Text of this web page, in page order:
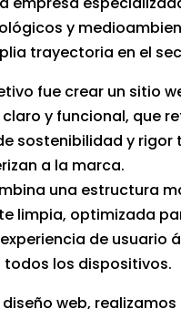
y
trayectoria en el
fue crear un sitio
y funcional, que
sostenibilidad y rigor
a la marca.
una estructura
limpia, optimizada
de usuario
los dispositivos.
web, realizamos